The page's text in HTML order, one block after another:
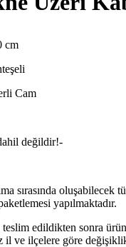
cm
Cam
değildir!-
sırasında oluşabilecek
yapılmaktadır.
edildikten sonra
il ve ilçelere göre